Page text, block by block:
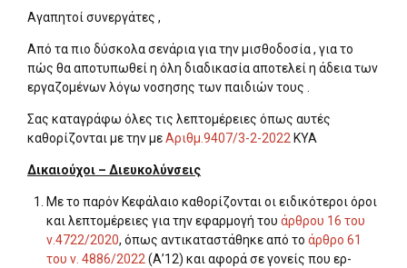
Αγαπητοί συνεργάτες ,
Από τα πιο δύσκολα σενάρια για την μισθοδοσία , για το
πώς θα αποτυπωθεί η όλη διαδικασία αποτελεί η άδεια των
εργαζομένων λόγω νοσησης των παιδιών τους .
Σας καταγράφω όλες τις λεπτομέρειες όπως αυτές
καθορίζονται με την μεΑριθμ.9407/3-2-2022 ΚΥΑ
Δικαιούχοι – Διευκολύνσεις
Με το παρόν Κεφάλαιο καθορίζονται οι ειδικότεροι όροι
και λεπτομέρειες για την εφαρμογή του άρθρου 16 του
ν.4722/2020, όπως αντικαταστάθηκε από το άρθρο 61
του ν. 4886/2022 (Α’12) και αφορά σε γονείς που ερ­